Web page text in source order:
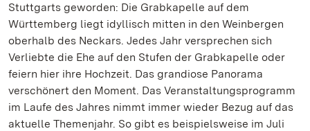
Stuttgarts geworden: Die Grabkapelle auf dem
Württemberg liegt idyllisch mitten in den Weinbergen
oberhalb des Neckars. Jedes Jahr versprechen sich
Verliebte die Ehe auf den Stufen der Grabkapelle oder
feiern hier ihre Hochzeit. Das grandiose Panorama
verschönert den Moment. Das Veranstaltungsprogramm
im Laufe des Jahres nimmt immer wieder Bezug auf das
aktuelle Themenjahr. So gibt es beispielsweise im Juli